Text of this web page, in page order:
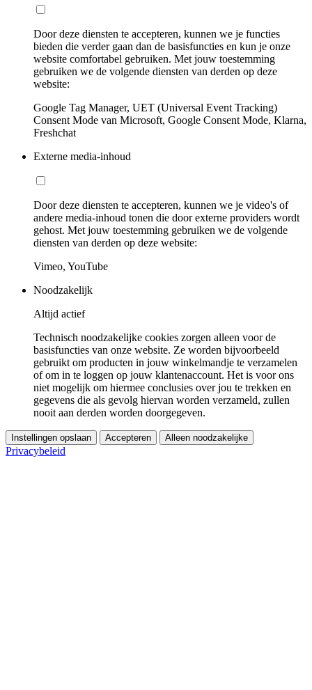
Door deze diensten te accepteren, kunnen we je functies
bieden die verder gaan dan de basisfuncties en kun je onze
website comfortabel gebruiken. Met jouw toestemming
gebruiken we de volgende diensten van derden op deze
website:
Google Tag Manager, UET (Universal Event Tracking)
Consent Mode van Microsoft, Google Consent Mode, Klarna,
Freshchat
Externe media-inhoud
Door deze diensten te accepteren, kunnen we je video's of
andere media-inhoud tonen die door externe providers wordt
gehost. Met jouw toestemming gebruiken we de volgende
diensten van derden op deze website:
Vimeo, YouTube
Noodzakelijk
Altijd actief
Technisch noodzakelijke cookies zorgen alleen voor de
basisfuncties van onze website. Ze worden bijvoorbeeld
gebruikt om producten in jouw winkelmandje te verzamelen
of om in te loggen op jouw klantenaccount. Het is voor ons
niet mogelijk om hiermee conclusies over jou te trekken en
gegevens die als gevolg hiervan worden verzameld, zullen
nooit aan derden worden doorgegeven.
Instellingen opslaan Accepteren Alleen noodzakelijke
Privacybeleid